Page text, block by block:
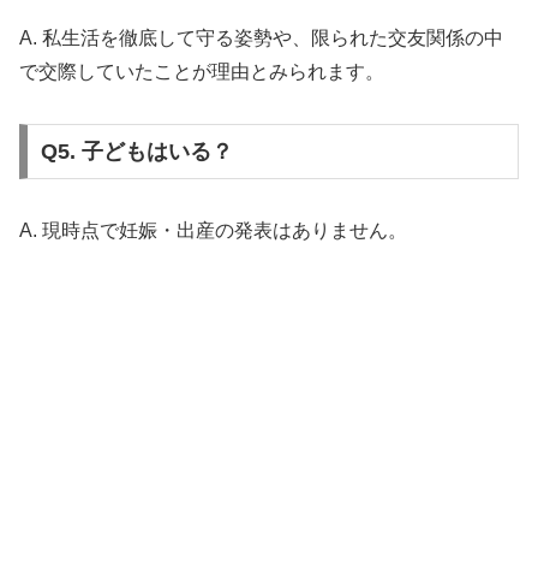
A. 私生活を徹底して守る姿勢や、限られた交友関係の中
で交際していたことが理由とみられます。
Q5. 子どもはいる？
A. 現時点で妊娠・出産の発表はありません。